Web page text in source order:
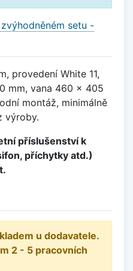
setu -
provedení White 11,
mm, vana 460 x 405
montáž, minimálně
výroby.
příslušenství k
příchytky atd.)
u dodavatele.
2 - 5 pracovních